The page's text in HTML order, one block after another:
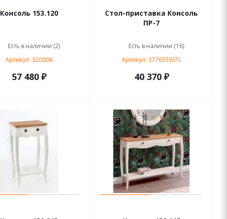
Консоль 153.120
Есть в наличии (2)
Артикул: 320008
57 480 ₽
Стол-приставка Консоль
ПР-7
Есть в наличии (16)
Артикул: 3776558STL
40 370 ₽